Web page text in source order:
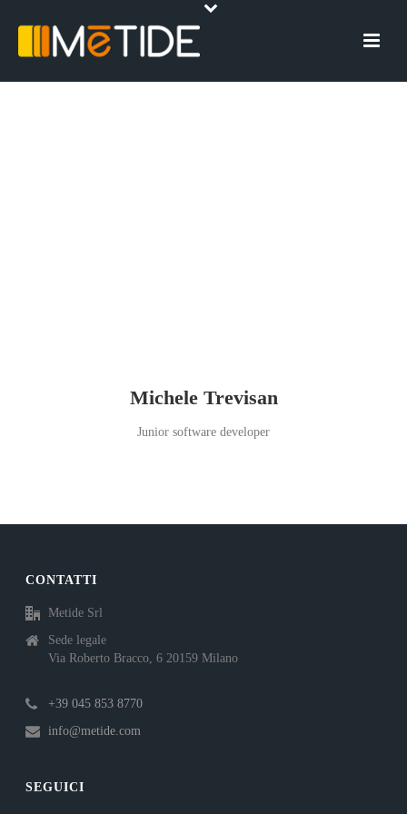
Michele Trevisan
Junior software developer
CONTATTI
Metide Srl
Sede legale
Via Roberto Bracco, 6 20159 Milano
+39 045 853 8770
info@metide.com
SEGUICI